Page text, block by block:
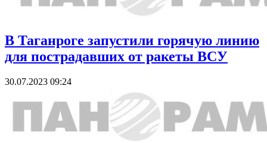
В Таганроге запустили горячую линию
для пострадавших от ракеты ВСУ
30.07.2023 09:24